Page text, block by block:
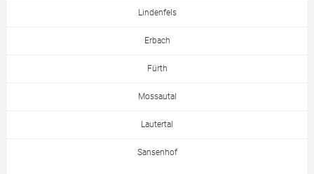
Lindenfels
Erbach
Fürth
Mossautal
Lautertal
Sansenhof